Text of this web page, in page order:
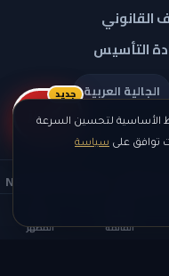
القائمة المظهر
الأساسية لتحسين السرعة
توافق على سياسة
القانوني
التأسيس
الجالية العربية
— جميع الحقوق محفوظة — NEW YORK NEWS
ريلز
جديد